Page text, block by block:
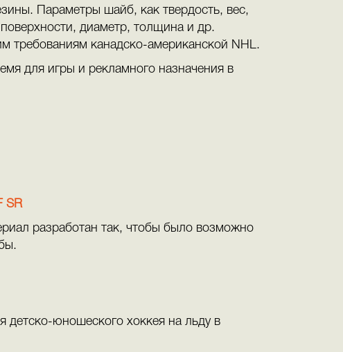
Параметры шайб, как твердость, вес,
поверхности, диаметр, толщина и др.
требованиям канадско-американской NHL.
для игры и рекламного назначения в
SR
разработан так, чтобы было возможно
детско-юношеского хоккея на льду в